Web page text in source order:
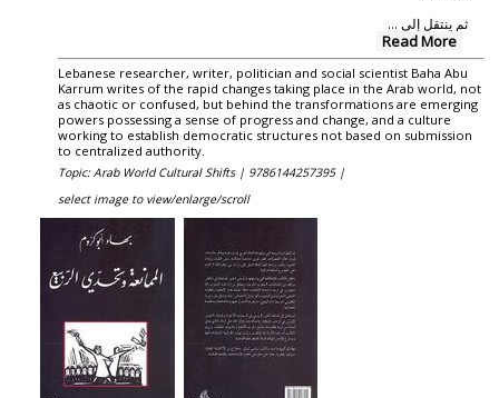
ثم ينتقل إلى ...
Read More
Lebanese researcher, writer, politician and social scientist Baha Abu
Karrum writes of the rapid changes taking place in the Arab world, not
as chaotic or confused, but behind the transformations are emerging
powers possessing a sense of progress and change, and a culture
working to establish democratic structures not based on submission
to centralized authority.
Topic: Arab World Cultural Shifts | 9786144257395 |
select image to view/enlarge/scroll